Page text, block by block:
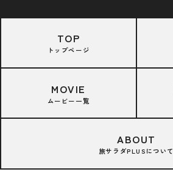
TOP
トップページ
MOVIE
ムービー一覧
ABOUT
旅サラダPLUSについて